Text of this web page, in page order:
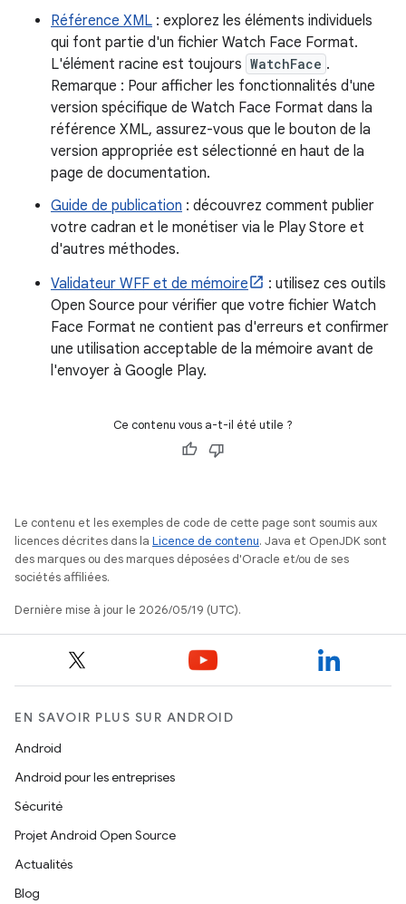
Référence XML : explorez les éléments individuels
qui font partie d'un fichier Watch Face Format.
L'élément racine est toujours WatchFace .
Remarque : Pour afficher les fonctionnalités d'une
version spécifique de Watch Face Format dans la
référence XML, assurez-vous que le bouton de la
version appropriée est sélectionné en haut de la
page de documentation.
Guide de publication : découvrez comment publier
votre cadran et le monétiser via le Play Store et
d'autres méthodes.
Validateur WFF et de mémoire
: utilisez ces outils
Open Source pour vérifier que votre fichier Watch
Face Format ne contient pas d'erreurs et confirmer
une utilisation acceptable de la mémoire avant de
l'envoyer à Google Play.
Ce contenu vous a-t-il été utile ?
Le contenu et les exemples de code de cette page sont soumis aux
licences décrites dans la Licence de contenu. Java et OpenJDK sont
des marques ou des marques déposées d'Oracle et/ou de ses
sociétés affiliées.
Dernière mise à jour le 2026/05/19 (UTC).
EN SAVOIR PLUS SUR ANDROID
Android
Android pour les entreprises
Sécurité
Projet Android Open Source
Actualités
Blog